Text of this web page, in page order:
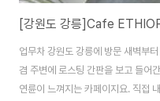
[강원도 강릉]Cafe
업무차 강원도 강릉에 방문 새벽부
겸 주변에 로스팅 간판을 보고 들어
연륜이 느껴지는 카페이지요. 직접